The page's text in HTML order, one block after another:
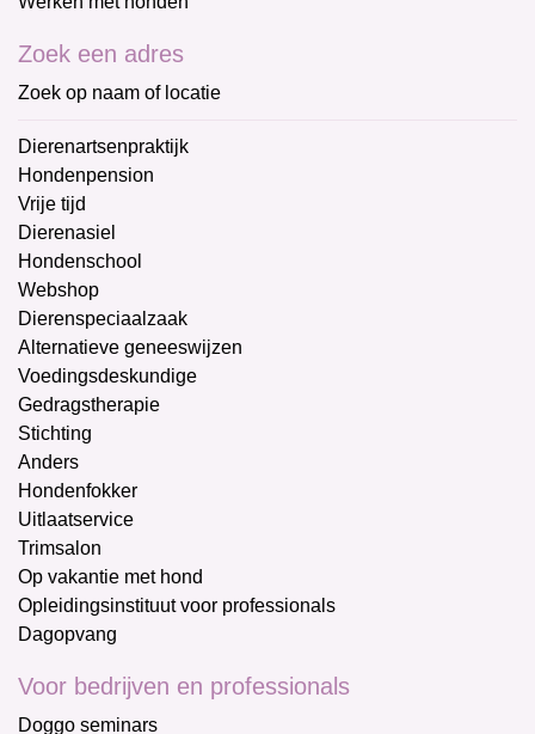
Zoek een adres
Zoek op naam of locatie
Dierenartsenpraktijk
Hondenpension
Vrije tijd
Dierenasiel
Hondenschool
Webshop
Dierenspeciaalzaak
Alternatieve geneeswijzen
Voedingsdeskundige
Gedragstherapie
Stichting
Anders
Hondenfokker
Uitlaatservice
Trimsalon
Op vakantie met hond
Opleidingsinstituut voor professionals
Dagopvang
Voor bedrijven en professionals
Doggo seminars